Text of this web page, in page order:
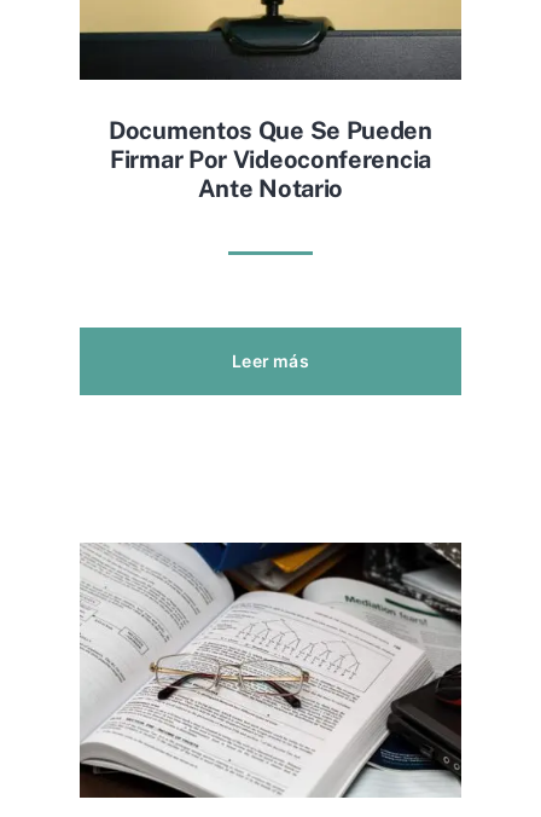
Documentos Que Se Pueden
Firmar Por Videoconferencia
Ante Notario
Leer más